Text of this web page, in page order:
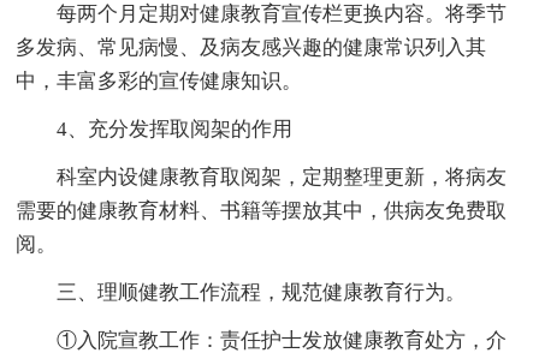
每两个月定期对健康教育宣传栏更换内容。将季节
多发病、常见病慢、及病友感兴趣的健康常识列入其
中，丰富多彩的宣传健康知识。
4、充分发挥取阅架的作用
科室内设健康教育取阅架，定期整理更新，将病友
需要的健康教育材料、书籍等摆放其中，供病友免费取
阅。
三、理顺健教工作流程，规范健康教育行为。
①入院宣教工作：责任护士发放健康教育处方，介